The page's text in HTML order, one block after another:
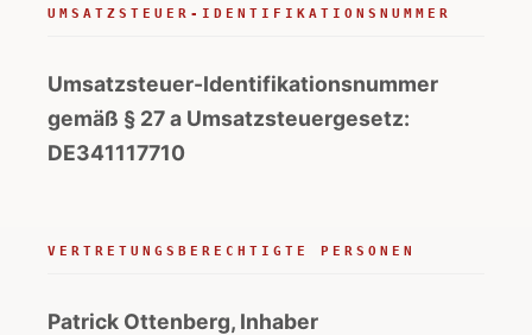
UMSATZSTEUER-IDENTIFIKATIONSNUMMER
Umsatzsteuer-Identifikationsnummer
gemäß § 27 a Umsatzsteuergesetz:
DE341117710
VERTRETUNGSBERECHTIGTE PERSONEN
Patrick Ottenberg, Inhaber